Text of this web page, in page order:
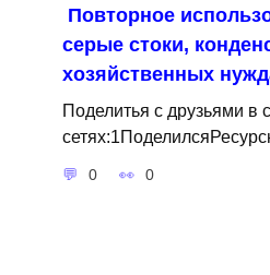
Повторное
серые стоки,
хозяйственных
Поделитья с друзьями в
0 0